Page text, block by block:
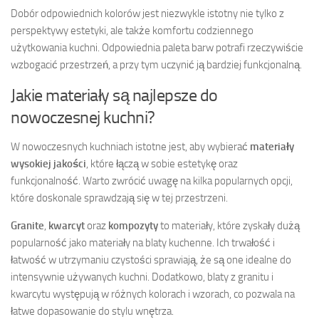
Dobór odpowiednich kolorów jest niezwykle istotny nie tylko z
perspektywy estetyki, ale także komfortu codziennego
użytkowania kuchni. Odpowiednia paleta barw potrafi rzeczywiście
wzbogacić przestrzeń, a przy tym uczynić ją bardziej funkcjonalną.
Jakie materiały są najlepsze do
nowoczesnej kuchni?
W nowoczesnych kuchniach istotne jest, aby wybierać materiały
wysokiej jakości, które łączą w sobie estetykę oraz
funkcjonalność. Warto zwrócić uwagę na kilka popularnych opcji,
które doskonale sprawdzają się w tej przestrzeni.
Granite, kwarcytoraz kompozytyto materiały, które zyskały dużą
popularność jako materiały na blaty kuchenne. Ich trwałość i
łatwość w utrzymaniu czystości sprawiają, że są one idealne do
intensywnie używanych kuchni. Dodatkowo, blaty z granitu i
kwarcytu występują w różnych kolorach i wzorach, co pozwala na
łatwe dopasowanie do stylu wnętrza.